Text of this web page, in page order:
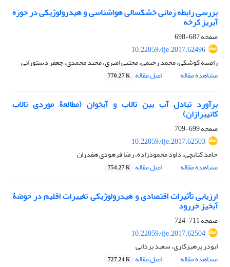
بررسی رابطه زمانی خشکسالی هواشناسی و هیدرولوژیکی در حوزه
آبریز کرخه
صفحه687-698
10.22059/ije.2017.62496
راضیه کوشکی، محمد رحیمی، مجتبی امیری، مجید محمدی، جعفر دستورانی
مشاهده مقاله
اصل مقاله 770.27 K
برآورد تبادل آب بین تالاب‏ و آبخوان (مطالعۀ موردی تالاب‏
کانی‏برازان)
صفحه699-709
10.22059/ije.2017.62503
حامد کتابچی، داود محمودزاده، رضا فرهودی هفدران
مشاهده مقاله
اصل مقاله 754.27 K
ارزیابی تأثیرات اقتصادی و هیدرولوژیکی تغییرات اقلیم در حوضۀ
آبخیز خررود
صفحه711-724
10.22059/ije.2017.62504
ابوذر پرهیزکاری، سعید یزدانی
مشاهده مقاله
اصل مقاله 727.24 K